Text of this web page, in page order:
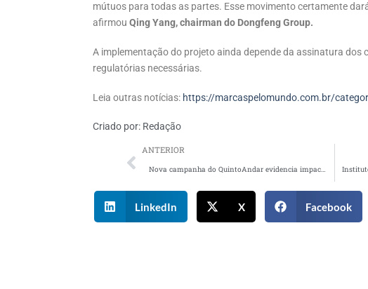
mútuos para todas as partes. Esse movimento certamente
afirmou Qing Yang, chairman do Dongfeng Group.
A implementação do projeto ainda depende da assinatura
regulatórias necessárias.
Leia outras notícias: https://marcaspelomundo.com.br/
Criado por: Redação
ANTERIOR
Nova campanha do QuintoAndar evidencia impacto emocional da inadimplência
LinkedIn X Facebook